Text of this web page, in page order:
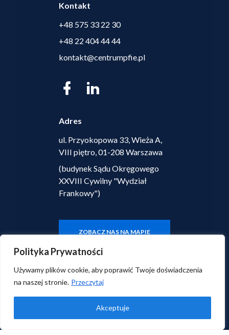
Polityka Prywatności
Używamy plików cookie, aby poprawić Twoje doświadczenia
na naszej stronie. Przeczytaj
Akceptuje
Kontakt
+48 575 33 22 30
+48 22 404 44 44
kontakt@centrumpfie.pl
Adres
ul. Przyokopowa 33, Wieża A,
VIII piętro, 01-208 Warszawa
(budynek Sądu Okręgowego
XXVIII Cywilny "Wydział
Frankowy")
ZOBACZ NAS NA MAPIE
© 2026 Centrum Prawa Finansowego i Ekonomii.
Wszelkie prawa zastrzeżone.
Polityka prywatności | Klauzula informacyjna